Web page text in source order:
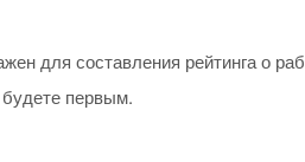
для составления рейтинга о
первым.